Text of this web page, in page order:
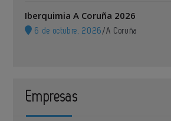
Iberquimia A Coruña 2026
6 de octubre, 2026 /A Coruña
Empresas